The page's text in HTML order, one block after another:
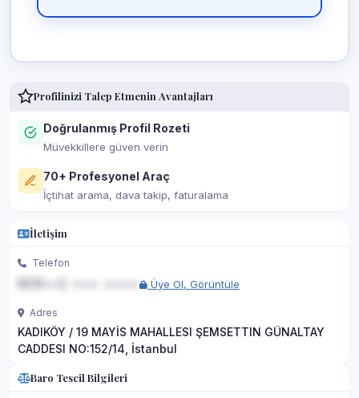
Profilinizi Talep Etmenin Avantajları
Doğrulanmış Profil Rozeti
Müvekkillere güven verin
70+ Profesyonel Araç
İçtihat arama, dava takip, faturalama
İletişim
Telefon
Üye Ol, Görüntüle
Adres
KADIKÖY / 19 MAYİS MAHALLESI ŞEMSETTIN GÜNALTAY
CADDESI NO:152/14, İstanbul
Baro Tescil Bilgileri